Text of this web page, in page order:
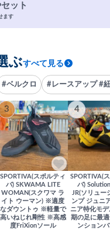
ット
ます
ぶすべて見る
#ベルクロ #レースアップ #
3
SPORTIVA(スポルティ
バ) SKWAMA LITE
WOMAN(スクワマ ラ
イト ウーマン) ※適度
なダウントゥ ※軽量で
高いねじれ剛性 ※高感
度FriXionソール
4
SPORTIVA(
バ)
JR(ソリュー
ンプ ジュニ
ニア特化モ
期の足に最
ンション